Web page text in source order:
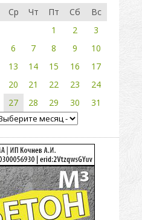
Ср Чт Пт Сб
Вс
1
2
3
6 7 8 9
10
13 14 15 16
17
20 21 22 23
24
27 28 29 30 31